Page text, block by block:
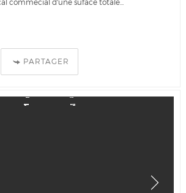
commecial d'une suface totale...
PARTAGER